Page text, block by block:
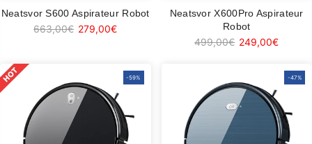
Neatsvor S600 Aspirateur Robot
663,00€ 279,00€
Neatsvor X600Pro Aspirateur
Robot
499,00€ 249,00€
-59% -47%